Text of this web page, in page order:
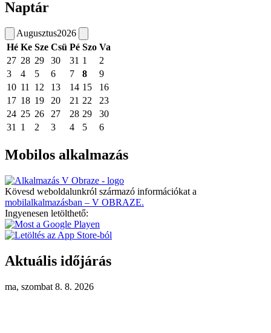
Naptár
Augusztus2026
Hé Ke Sze Csü Pé Szo Va
27 28 29 30 31 1
2
3
4 5 6 7 8
9
10 11 12 13 14 15
16
17 18 19 20 21 22
23
24 25 26 27 28 29
30
31 1 2 3 4 5 6
Mobilos alkalmazás
Kövesd weboldalunkról származó információkat a
mobilalkalmazásban – V OBRAZE.
Ingyenesen letölthető:
Aktuális időjárás
ma, szombat 8. 8. 2026